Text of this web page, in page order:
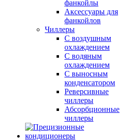
фанкойлы
Аксессуары для
фанкойлов
Чиллеры
С воздушным
охлаждением
С водяным
охлаждением
С выносным
конденсатором
Реверсивные
чиллеры
Абсорбционные
чиллеры